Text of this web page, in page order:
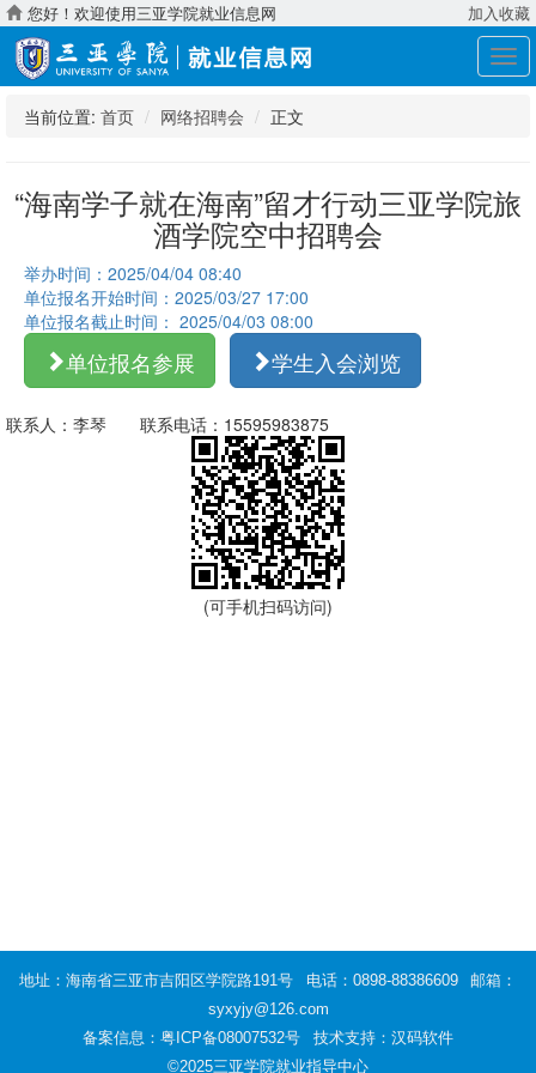
您好！欢迎使用三亚学院就业信息网 加入收藏
展
开
当前位置: 首页 网络招聘会 正文
“海南学子就在海南”留才行动三亚学院旅
酒学院空中招聘会
举办时间：2025/04/04 08:40
单位报名开始时间：2025/03/27 17:00
单位报名截止时间： 2025/04/03 08:00
单位报名参展 学生入会浏览
联系人：李琴 联系电话：15595983875
(可手机扫码访问)
地址：海南省三亚市吉阳区学院路191号 电话：0898-88386609
邮箱：
syxyjy@126.com
备案信息：粤ICP备08007532号
技术支持：汉码软件
©2025三亚学院就业指导中心